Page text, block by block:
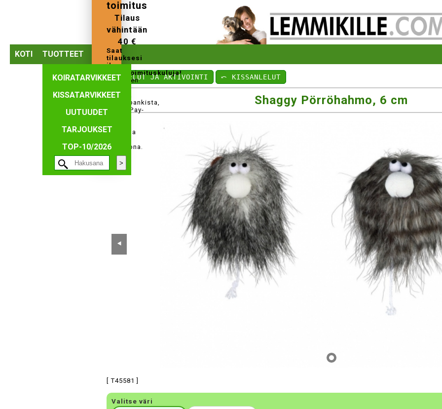
KOTI TUOTTEET
KOIRATARVIKKEET
KISSATARVIKKEET
UUTUUDET
TARJOUKSET
TOP-10/2026
toimitus
Tilaus
vähintään
40 €
Saat
tilauksesi
ilman
perustoimituskuluja!
Tilauksen
maksaa
verkkopankista,
MobilePay-
Paypal-
maksuna
tilisiirtona.
⤺ LELUT JA AKTIVOINTI ⤺ KISSANLELUT
Shaggy Pörröhahmo, 6 cm
⯇
[ T45581 ]
Valitse väri